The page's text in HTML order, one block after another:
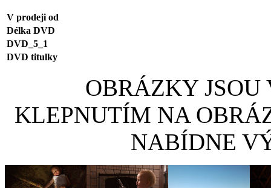
V prodeji od
Délka DVD
DVD_5_1
DVD titulky
OBRÁZKY
KLEPNUTÍM NA
NABÍDNE